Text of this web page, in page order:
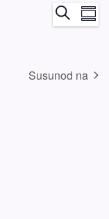
Buod
Susunod na